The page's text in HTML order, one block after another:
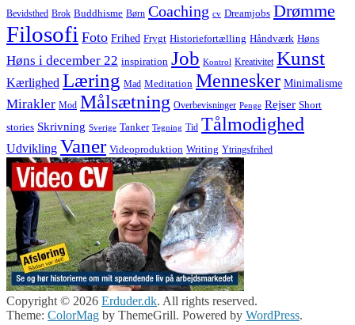
Bevidsthed Brok Buddhisme Børn Coaching cv Dreamjobs Drømme
Filosofi Foto Frihed Frygt Historiefortælling Håndværk Høns
Høns i december 22 inspiration Job Kontrol Kreativitet Kunst
Kærlighed Læring Mad Meditation Mennesker Minimalisme
Mirakler Mod Målsætning Overbevisninger Penge Rejser Short
stories Skrivning Sverige Tanker Tegning Tid Tålmodighed
Udvikling Vaner Videoproduktion Writing Ytringsfrihed
Copyright © 2026 Erduder.dk. All rights reserved.
Theme: ColorMag by ThemeGrill. Powered by WordPress.